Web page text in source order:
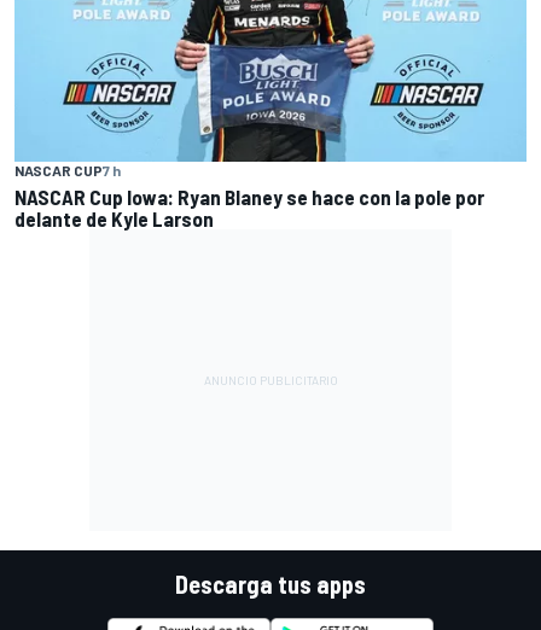
NASCAR CUP7 h
NASCAR Cup Iowa: Ryan Blaney se hace con la pole por
delante de Kyle Larson
Descarga tus apps